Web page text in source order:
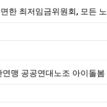
한 최저임금위원회, 모든